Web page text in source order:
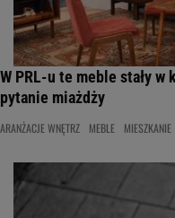
W PRL-u te meble stały w
pytanie miażdży
ARANŻACJE WNĘTRZ MEBLE MIESZKANIE